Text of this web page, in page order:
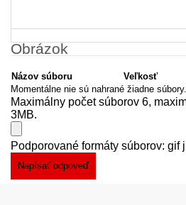
Obrázok
Názov súboru
Veľkosť
Momentálne nie sú nahrané žiadne súbory.
Maximálny počet súborov 6,
3MB.
Podporované formáty súborov: gif